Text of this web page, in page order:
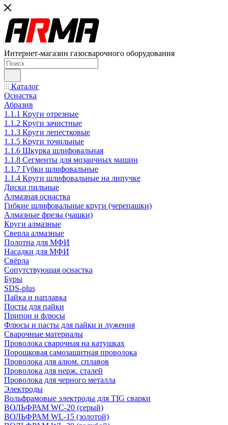
Интернет-магазин газосварочного оборудования
Каталог
Оснастка
Абразив
1.1.1 Круги отрезные
1.1.2 Круги зачистные
1.1.3 Круги лепестковые
1.1.5 Круги точильные
1.1.6 Шкурка шлифовальная
1.1.8 Сегменты для мозаичных машин
1.1.7 Губки шлифовальные
1.1.4 Круги шлифовальные на липучке
Диски пильные
Алмазная оснастка
Гибкие шлифовальные круги (черепашки)
Алмазные фрезы (чашки)
Круги алмазные
Сверла алмазные
Полотна для МФИ
Насадки для МФИ
Свёрла
Сопутствующая оснастка
Буры
SDS-plus
Пайка и наплавка
Посты для пайки
Припои и флюсы
Флюсы и пасты для пайки и лужения
Сварочные материалы
Проволока сварочная на катушках
Порошковая самозащитная проволока
Проволока для алюм. сплавов
Проволока для нерж. сталей
Проволока для черного металла
Электроды
Вольфрамовые электроды для TIG сварки
ВОЛЬФРАМ WC-20 (серый)
ВОЛЬФРАМ WL-15 (золотой)